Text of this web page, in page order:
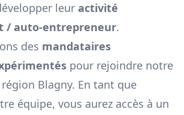
leur activité
/ auto-entrepreneur.
des mandataires
pour rejoindre notre
Blagny. En tant que
équipe, vous aurez accès à un